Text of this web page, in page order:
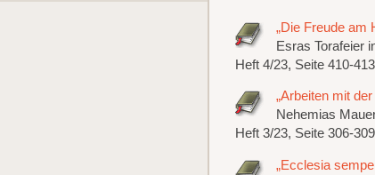
„Die Freude am
Esras Torafeier
Heft 4/23, Seite 410-413
„Arbeiten mit
Nehemias
Heft 3/23, Seite 306-309
„Ecclesia